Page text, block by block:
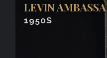
LEVIN
1950S